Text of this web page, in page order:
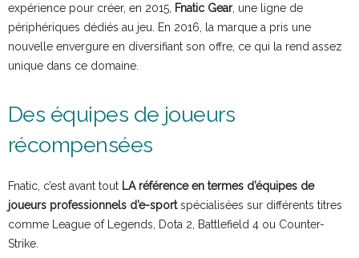
expérience pour créer, en 2015, Fnatic Gear, une ligne de
périphériques dédiés au jeu. En 2016, la marque a pris une
nouvelle envergure en diversifiant son offre, ce qui la rend assez
unique dans ce domaine.
Des équipes de joueurs
récompensées
Fnatic, c’est avant tout LA référence en termes d’équipes de
joueurs professionnels d’e-sportspécialisées sur différents titres
comme League of Legends, Dota 2, Battlefield 4 ou Counter-
Strike.